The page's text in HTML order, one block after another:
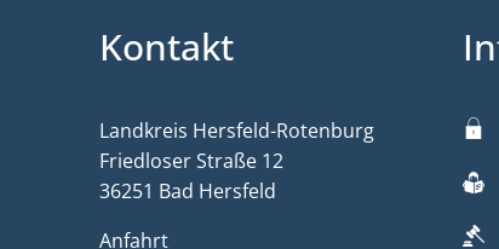
Kontakt
Landkreis Hersfeld-Rotenburg
Friedloser Straße 12
36251 Bad Hersfeld
Anfahrt